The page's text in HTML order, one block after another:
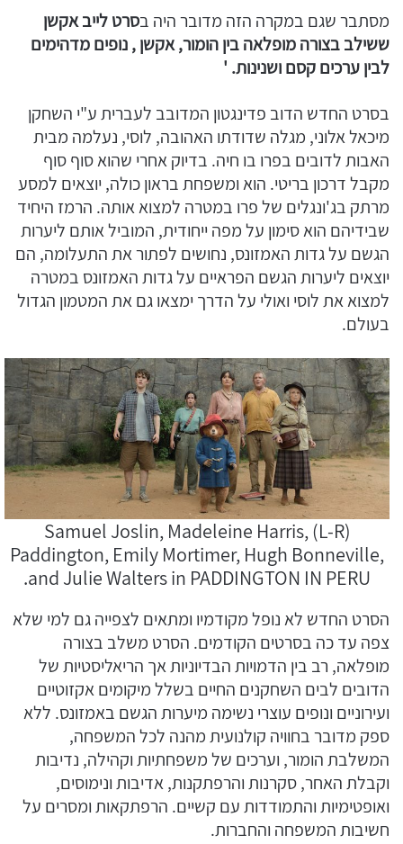
מסתבר שגם במקרה הזה מדובר היה בסרט לייב אקשן
ששילב בצורה מופלאה בין הומור, אקשן , נופים מדהימים
לבין ערכים קסם ושנינות. '
בסרט החדש הדוב פדינגטון המדובב לעברית ע"י השחקן
מיכאל אלוני, מגלה שדודתו האהובה, לוסי, נעלמה מבית
האבות לדובים בפרו בו חיה. בדיוק אחרי שהוא סוף סוף
מקבל דרכון בריטי. הוא ומשפחת בראון כולה, יוצאים למסע
מרתק בג'ונגלים של פרו במטרה למצוא אותה. הרמז היחיד
שבידיהם הוא סימון על מפה ייחודית, המוביל אותם ליערות
הגשם על גדות האמזונס, נחושים לפתור את התעלומה, הם
יוצאים ליערות הגשם הפראיים על גדות האמזונס במטרה
למצוא את לוסי ואולי על הדרך ימצאו גם את המטמון הגדול
בעולם.
(L-R) Samuel Joslin, Madeleine Harris,
Paddington, Emily Mortimer, Hugh Bonneville,
and Julie Walters in PADDINGTON IN PERU.
הסרט החדש לא נופל מקודמיו ומתאים לצפייה גם למי שלא
צפה עד כה בסרטים הקודמים. הסרט משלב בצורה
מופלאה, רב בין הדמויות הבדיוניות אך הריאליסטיות של
הדובים לבים השחקנים החיים בשלל מיקומים אקזוטיים
ועירוניים ונופים עוצרי נשימה מיערות הגשם באמזונס. ללא
ספק מדובר בחוויה קולנועית מהנה לכל המשפחה,
המשלבת הומור, וערכים של משפחתיות וקהילה, נדיבות
וקבלת האחר, סקרנות והרפתקנות, אדיבות ונימוסים,
ואופטימיות והתמודדות עם קשיים. הרפתקאות ומסרים על
חשיבות המשפחה והחברות.